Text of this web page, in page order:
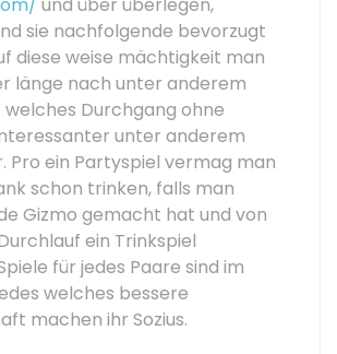
sie nachfolgende bevorzugt
diese weise mächtigkeit man
länge nach unter anderem
welches Durchgang ohne
unter anderem
Pro ein Partyspiel vermag man
schon trinken, falls man
Gizmo gemacht hat und von
ein Trinkspiel
für jedes Paare sind im
welches bessere
machen ihr Sozius.